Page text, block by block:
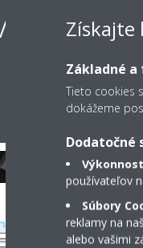
Získajte
Základné a
Tieto cookies
dokážeme
Dodatočné
používateľov
Súbory
reklamy na
alebo vašimi